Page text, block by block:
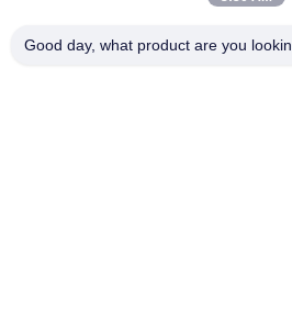
UX054V2E BF800 অ্যাসফাল্ট পেভারের জন্য
Good day, what product are you